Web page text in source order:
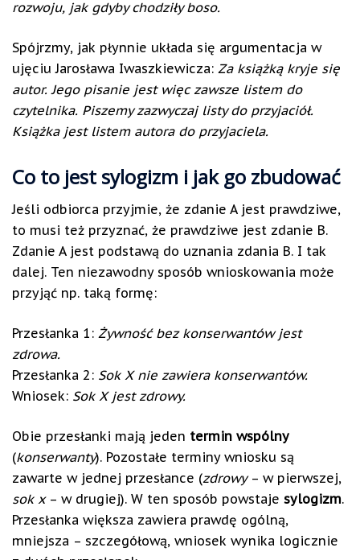
rozwoju, jak gdyby chodziły boso.
Spójrzmy, jak płynnie układa się argumentacja w
ujęciu Jarosława Iwaszkiewicza: Za książką kryje się
autor. Jego pisanie jest więc zawsze listem do
czytelnika. Piszemy zazwyczaj listy do przyjaciół.
Książka jest listem autora do przyjaciela.
Co to jest sylogizm i jak go zbudować
Jeśli odbiorca przyjmie, że zdanie A jest prawdziwe,
to musi też przyznać, że prawdziwe jest zdanie B.
Zdanie A jest podstawą do uznania zdania B. I tak
dalej. Ten niezawodny sposób wnioskowania może
przyjąć np. taką formę:
Przesłanka 1: Żywność bez konserwantów jest
zdrowa.
Przesłanka 2: Sok X nie zawiera konserwantów.
Wniosek: Sok X jest zdrowy.
Obie przesłanki mają jeden termin wspólny
(konserwanty). Pozostałe terminy wniosku są
zawarte w jednej przesłance (zdrowy– w pierwszej,
sok x– w drugiej). W ten sposób powstaje sylogizm.
Przesłanka większa zawiera prawdę ogólną,
mniejsza – szczegółową, wniosek wynika logicznie